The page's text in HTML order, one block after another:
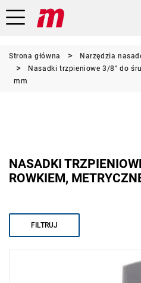
Strona główna Narzędzia
Nasadki trzpieniowe 3/8" do
mm
NASADKI
ROWKIEM,
FILTRUJ
UWAGA: Produkt wycofany ze
Proponowany zamiennik: JS.7T